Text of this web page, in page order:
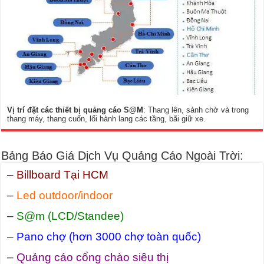
Vị trí đặt các thiết bị quảng cáo S@M: Thang lên, sảnh chờ và trong
thang máy, thang cuốn, lối hành lang các tầng, bãi giữ xe.
Bảng Báo Giá Dịch Vụ Quảng Cáo Ngoài Trời:
– Billboard Tại HCM
– Led outdoor/indoor
– S@m (LCD/Standee)
– Pano chợ (hơn 3000 chợ toàn quốc)
– Quảng cáo cổng chào siêu thị